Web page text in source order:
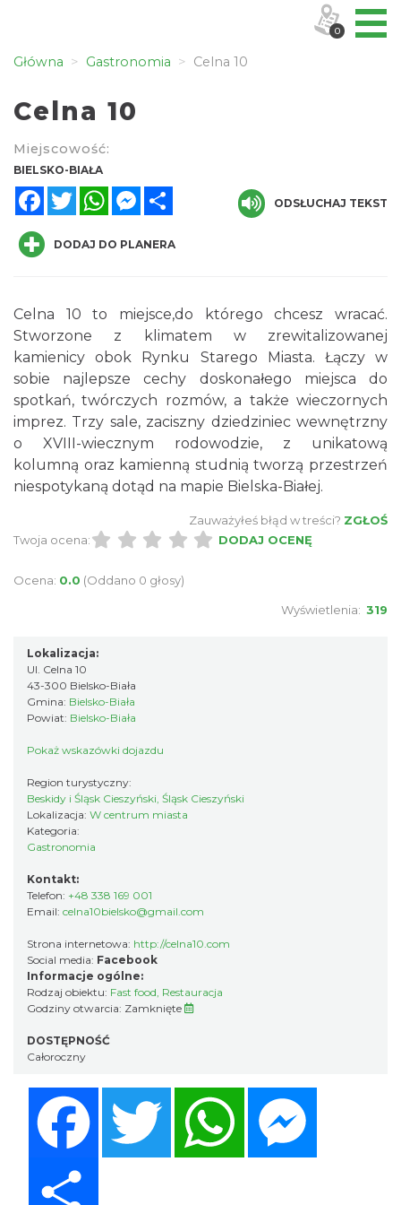
Główna Gastronomia Celna 10
Celna 10
Miejscowość:
BIELSKO-BIAŁA
FacebookTwitterWhatsAppMessenger
ODSŁUCHAJ TEKST
DODAJ DO PLANERA
Celna 10 to miejsce,do którego chcesz wracać.
Stworzone z klimatem w zrewitalizowanej
kamienicy obok Rynku Starego Miasta. Łączy w
sobie najlepsze cechy doskonałego miejsca do
spotkań, twórczych rozmów, a także wieczornych
imprez. Trzy sale, zaciszny dziedziniec wewnętrzny
o XVIII-wiecznym rodowodzie, z unikatową
kolumną oraz kamienną studnią tworzą przestrzeń
niespotykaną dotąd na mapie Bielska-Białej.
Zauważyłeś błąd w treści? ZGŁOŚ
Twoja ocena:
DODAJ OCENĘ
Ocena: 0.0 (Oddano 0 głosy)
Wyświetlenia: 319
Lokalizacja:
Ul. Celna 10
43-300 Bielsko-Biała
Gmina: Bielsko-Biała
Powiat: Bielsko-Biała
Pokaż wskazówki dojazdu
Region turystyczny:
Beskidy i Śląsk Cieszyński, Śląsk Cieszyński
Lokalizacja: W centrum miasta
Kategoria:
Gastronomia
Kontakt:
Telefon: +48 338 169 001
Email: celna10bielsko@gmail.com
Strona internetowa: http://celna10.com
Social media: Facebook
Informacje ogólne:
Rodzaj obiektu: Fast food, Restauracja
Godziny otwarcia: Zamknięte
DOSTĘPNOŚĆ
Całoroczny
Twitter WhatsApp
0